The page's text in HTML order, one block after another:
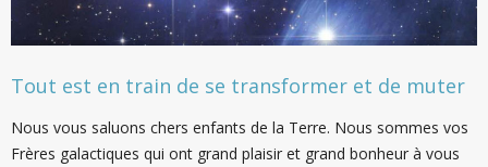
Tout est en train de se transformer et de muter
Nous vous saluons chers enfants de la Terre. Nous sommes vos
Frères galactiques qui ont grand plaisir et grand bonheur à vous